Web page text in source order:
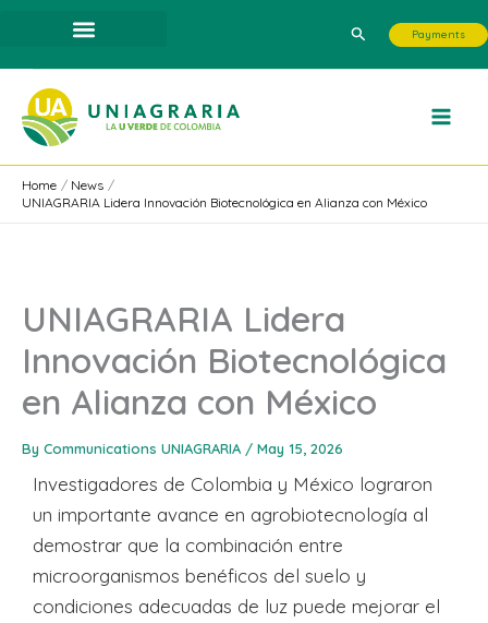
content
Search Payments
Home
News
UNIAGRARIA Lidera Innovación Biotecnológica en Alianza con México
UNIAGRARIA Lidera
Innovación Biotecnológica
en Alianza con México
By Communications UNIAGRARIA / May 15, 2026
Investigadores de Colombia y México lograron
un importante avance en agrobiotecnología al
demostrar que la combinación entre
microorganismos benéficos del suelo y
condiciones adecuadas de luz puede mejorar el